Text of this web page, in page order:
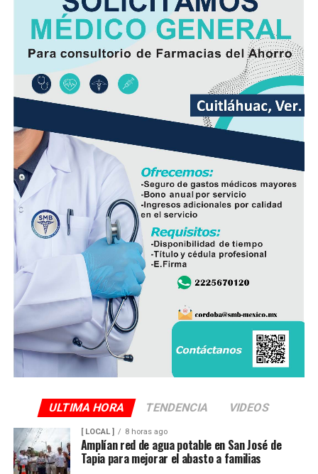
ULTIMA HORA TENDENCIA VIDEOS
[ LOCAL ] 8 horas ago
Amplían red de agua potable en San José de
Tapia para mejorar el abasto a familias